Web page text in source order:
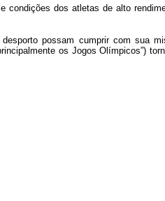
condições dos atletas de alto
possam cumprir com sua
os Jogos Olímpicos”)